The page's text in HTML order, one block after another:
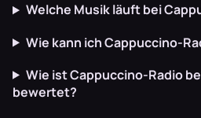
Welche Musik läuft bei
Wie kann ich Cappuccino-
Wie ist Cappuccino-Radio
bewertet?